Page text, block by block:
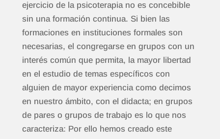
ejercicio de la psicoterapia no es concebible
sin una formación continua. Si bien las
formaciones en instituciones formales son
necesarias, el congregarse en grupos con un
interés común que permita, la mayor libertad
en el estudio de temas específicos con
alguien de mayor experiencia como decimos
en nuestro ámbito, con el didacta; en grupos
de pares o grupos de trabajo es lo que nos
caracteriza: Por ello hemos creado este